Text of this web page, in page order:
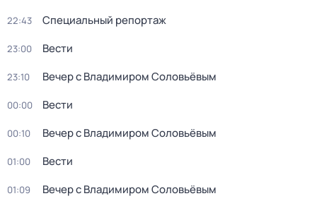
22:43 Специальный репортаж
23:00 Вести
23:10 Вечер с Владимиром Соловьёвым
00:00 Вести
00:10 Вечер с Владимиром Соловьёвым
01:00 Вести
01:09 Вечер с Владимиром Соловьёвым